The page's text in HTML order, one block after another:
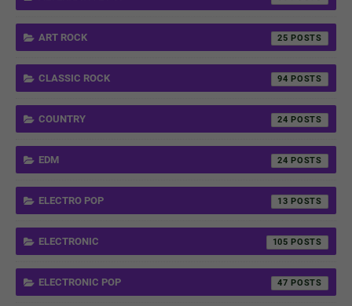
ART ROCK 25
CLASSIC ROCK 94
COUNTRY 24
EDM 24
ELECTRO POP 13
ELECTRONIC 105
ELECTRONIC POP 47